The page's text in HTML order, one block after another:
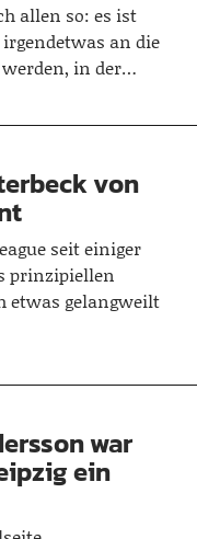
allen so: es ist
an die
in der…
von
seit einiger
prinzipiellen
etwas gelangweilt
war
ein